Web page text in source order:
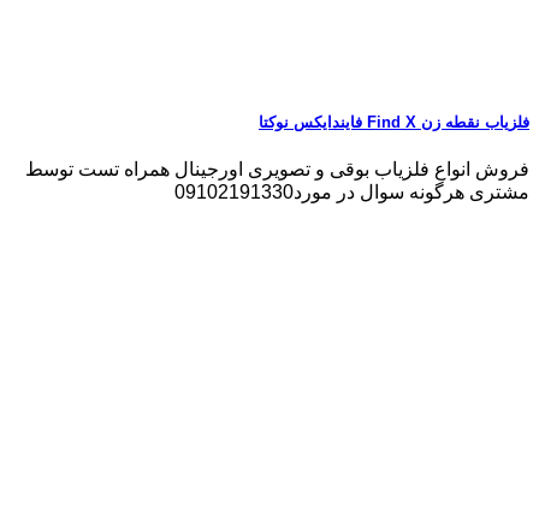
فلزیاب نقطه زن Find X فایندایکس نوکتا
فروش انواع فلزیاب بوقی و تصویری اورجینال همراه تست توسط
مشتری هرگونه سوال در مورد09102191330